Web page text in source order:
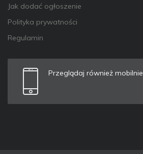
Jak dodać ogłoszenie
Polityka prywatności
Regulamin
Przeglądaj również mobilnie